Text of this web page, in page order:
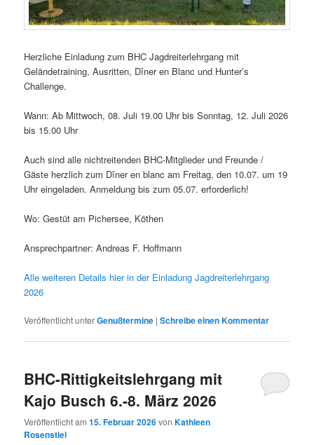
Herzliche Einladung zum BHC Jagdreiterlehrgang mit
Geländetraining, Ausritten, Dîner en Blanc und Hunter’s
Challenge.
Wann: Ab Mittwoch, 08. Juli 19.00 Uhr bis Sonntag, 12. Juli 2026
bis 15.00 Uhr
Auch sind alle nichtreitenden BHC-Mitglieder und Freunde /
Gäste herzlich zum Dîner en blanc am Freitag, den 10.07. um 19
Uhr eingeladen. Anmeldung bis zum 05.07. erforderlich!
Wo: Gestüt am Pichersee, Köthen
Ansprechpartner: Andreas F. Hoffmann
Alle weiteren Details hier in der Einladung Jagdreiterlehrgang
2026
Veröffentlicht unterGenußtermine |Schreibe einen Kommentar
BHC-Rittigkeitslehrgang mit
Kajo Busch 6.-8. März 2026
Veröffentlicht am15. Februar 2026vonKathleen
Rosenstiel